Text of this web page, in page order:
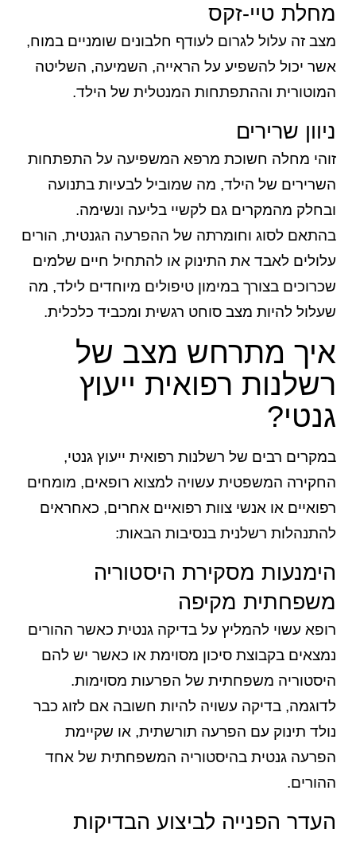
מחלת טיי-זקס
מצב זה עלול לגרום לעודף חלבונים שומניים במוח,
אשר יכול להשפיע על הראייה, השמיעה, השליטה
המוטורית וההתפתחות המנטלית של הילד.
ניוון שרירים
זוהי מחלה חשוכת מרפא המשפיעה על התפתחות
השרירים של הילד, מה שמוביל לבעיות בתנועה
ובחלק מהמקרים גם לקשיי בליעה ונשימה.
בהתאם לסוג וחומרתה של ההפרעה הגנטית, הורים
עלולים לאבד את התינוק או להתחיל חיים שלמים
שכרוכים בצורך במימון טיפולים מיוחדים לילד, מה
שעלול להיות מצב סוחט רגשית ומכביד כלכלית.
איך מתרחש מצב של
רשלנות רפואית ייעוץ
גנטי?
במקרים רבים של רשלנות רפואית ייעוץ גנטי,
החקירה המשפטית עשויה למצוא רופאים, מומחים
רפואיים או אנשי צוות רפואיים אחרים, כאחראים
להתנהלות רשלנית בנסיבות הבאות:
הימנעות מסקירת היסטוריה
משפחתית מקיפה
רופא עשוי להמליץ על בדיקה גנטית כאשר ההורים
נמצאים בקבוצת סיכון מסוימת או כאשר יש להם
היסטוריה משפחתית של הפרעות מסוימות.
לדוגמה, בדיקה עשויה להיות חשובה אם לזוג כבר
נולד תינוק עם הפרעה תורשתית, או שקיימת
הפרעה גנטית בהיסטוריה המשפחתית של אחד
ההורים.
העדר הפנייה לביצוע הבדיקות